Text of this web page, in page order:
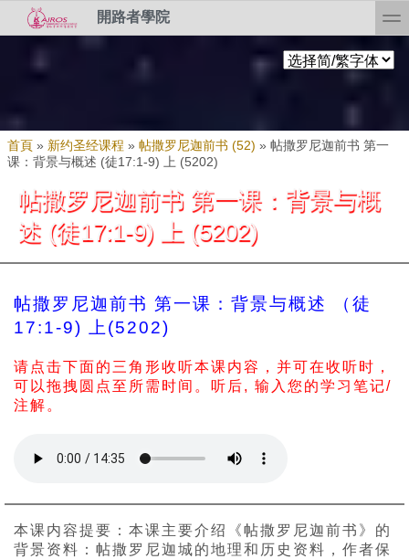
移至主內容
Skip to search
開路者學院
您在這裡
首頁 » 新约圣经课程 »帖撒罗尼迦前书 (52) »帖撒罗尼迦前书 第一
课：背景与概述 (徒17:1-9) 上 (5202)
帖撒罗尼迦前书 第一课：背景与概
述 (徒17:1-9) 上 (5202)
帖撒罗尼迦前书 第一课：背景与概述 （徒
17:1-9) 上(5202)
请点击下面的三角形收听本课内容，并可在收听时，
可以拖拽圆点至所需时间。 听后, 输入您的学习笔记/
注解。
本课内容提要：本课主要介绍《帖撒罗尼迦前书》的
背景资料：帖撒罗尼迦城的地理和历史资料，作者保